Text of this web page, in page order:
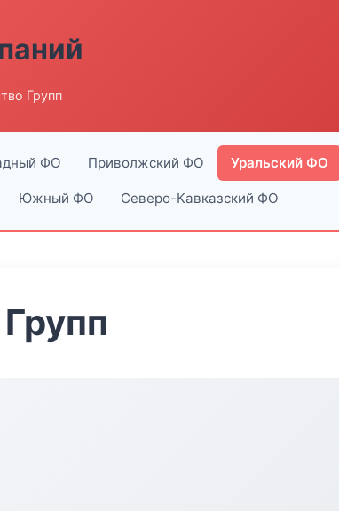
Групп
ФО Приволжский ФО Уральский ФО
Южный ФО Северо-Кавказский ФО